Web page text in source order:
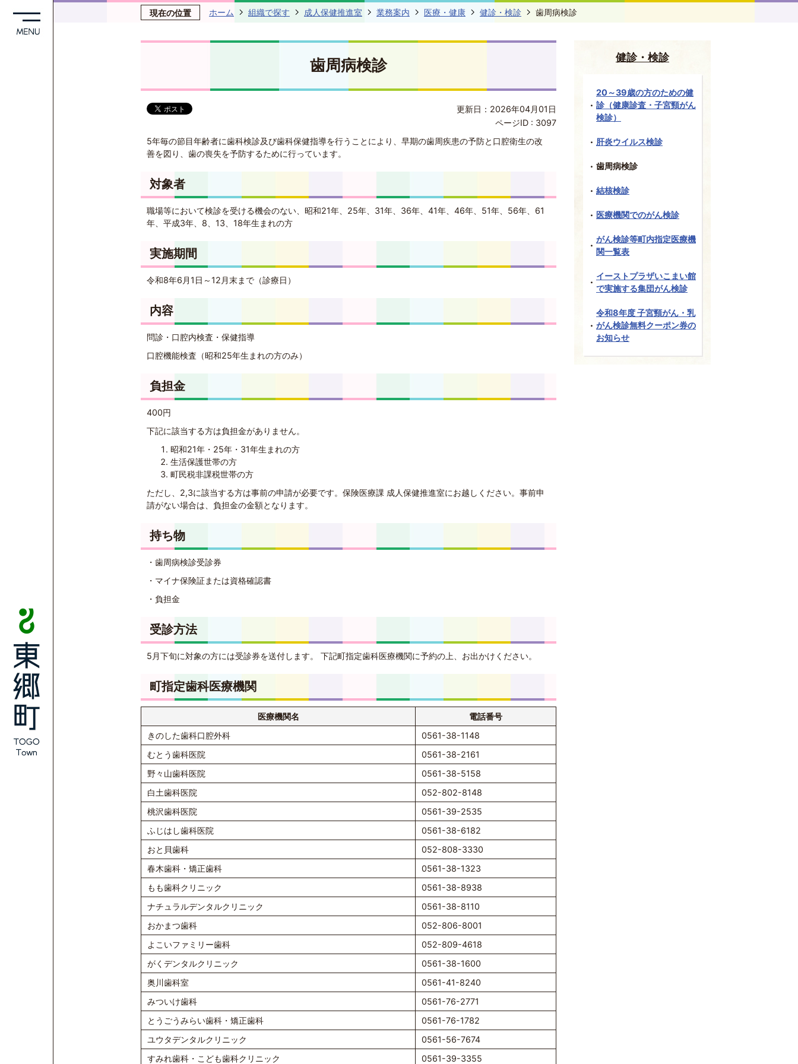
現在の位置 ホーム 組織で探す 成人保健推進室 業務案内 医療・健康 健診・検診 歯周病検診
歯周病検診
更新日：2026年04月01日
ページID : 3097
5年毎の節目年齢者に歯科検診及び歯科保健指導を行うことにより、早期の歯周疾患の予防と口腔衛生の改
善を図り、歯の喪失を予防するために行っています。
対象者
職場等において検診を受ける機会のない、昭和21年、25年、31年、36年、41年、46年、51年、56年、61
年、平成3年、8、13、18年生まれの方
実施期間
令和8年6月1日～12月末まで（診療日）
内容
問診・口腔内検査・保健指導
口腔機能検査（昭和25年生まれの方のみ）
負担金
400円
下記に該当する方は負担金がありません。
昭和21年・25年・31年生まれの方
生活保護世帯の方
町民税非課税世帯の方
ただし、2,3に該当する方は事前の申請が必要です。保険医療課 成人保健推進室にお越しください。事前申
請がない場合は、負担金の金額となります。
持ち物
・歯周病検診受診券
・マイナ保険証または資格確認書
・負担金
受診方法
5月下旬に対象の方には受診券を送付します。 下記町指定歯科医療機関に予約の上、お出かけください。
町指定歯科医療機関
医療機関名
電話番号
きのした歯科口腔外科
0561-38-1148
むとう歯科医院
0561-38-2161
野々山歯科医院
0561-38-5158
白土歯科医院
052-802-8148
桃沢歯科医院
0561-39-2535
ふじはし歯科医院
0561-38-6182
おと貝歯科
052-808-3330
春木歯科・矯正歯科
0561-38-1323
もも歯科クリニック
0561-38-8938
ナチュラルデンタルクリニック
0561-38-8110
おかまつ歯科
052-806-8001
よこいファミリー歯科
052-809-4618
がくデンタルクリニック
0561-38-1600
奥川歯科室
0561-41-8240
みついけ歯科
0561-76-2771
とうごうみらい歯科・矯正歯科
0561-76-1782
ユウタデンタルクリニック
0561-56-7674
すみれ歯科・こども歯科クリニック
0561-39-3355
健診・検診
20～39歳の方のための健
診（健康診査・子宮頸がん
検診）
肝炎ウイルス検診
歯周病検診
結核検診
医療機関でのがん検診
がん検診等町内指定医療機
関一覧表
イーストプラザいこまい館
で実施する集団がん検診
令和8年度 子宮頸がん・乳
がん検診無料クーポン券の
お知らせ